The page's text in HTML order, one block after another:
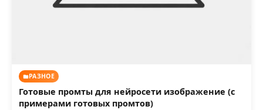
РАЗНОЕ
Готовые промты для нейросети изображение (с
примерами готовых промтов)